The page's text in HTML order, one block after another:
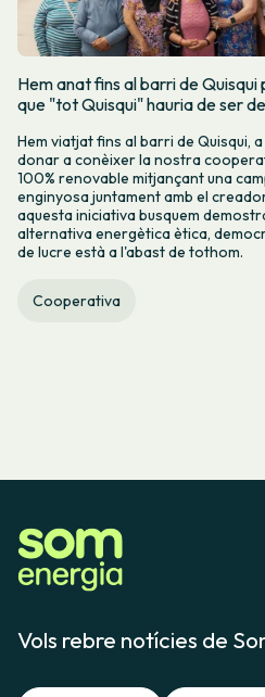
Hem anat fins al barri de
que "tot Quisqui" hauria de ser
Hem viatjat fins al barri de Quisqui,
donar a conèixer la nostra
100% renovable mitjançant una
enginyosa juntament amb el
aquesta iniciativa busquem
alternativa energètica ètica,
de lucre està a l'abast de tothom.
Cooperativa
Vols rebre notícies de